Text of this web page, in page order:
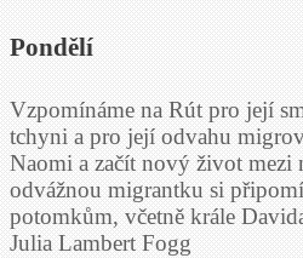
Pondělí
Vzpomínáme na Rút pro její
tchyni a pro její odvahu
Naomi a začít nový život
odvážnou migrantku si
potomkům, včetně krále
Julia Lambert Fogg